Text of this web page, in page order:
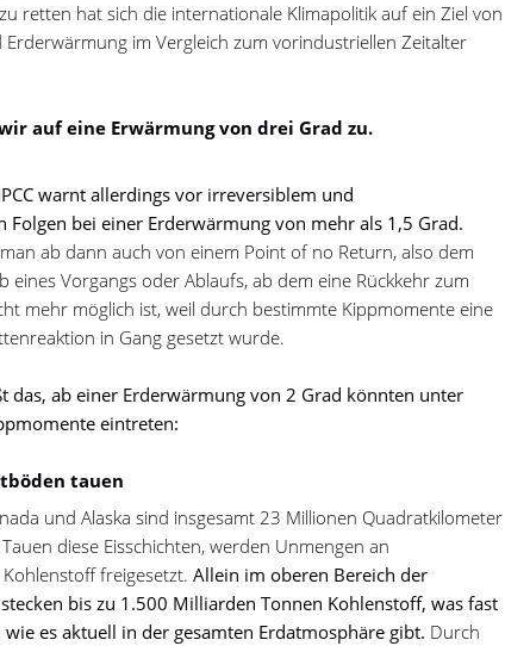
retten hat sich die internationale Klimapolitik auf ein Ziel von
Erderwärmung im Vergleich zum vorindustriellen Zeitalter
auf eine Erwärmung von drei Grad zu.
warnt allerdings vor irreversiblem und
Folgen bei einer Erderwärmung von mehr als 1,5 Grad.
ab dann auch von einem Point of no Return, also dem
eines Vorgangs oder Ablaufs, ab dem eine Rückkehr zum
mehr möglich ist, weil durch bestimmte Kippmomente eine
in Gang gesetzt wurde.
das, ab einer Erderwärmung von 2 Grad könnten unter
eintreten:
tauen
und Alaska sind insgesamt 23 Millionen Quadratkilometer
diese Eisschichten, werden Unmengen an
Kohlenstoff freigesetzt.Allein im oberen Bereich der
bis zu 1.500 Milliarden Tonnen Kohlenstoff, was fast
es aktuell in der gesamten Erdatmosphäre gibt. Durch